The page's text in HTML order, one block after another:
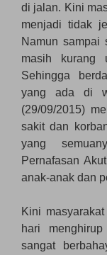
di jalan. Kini
menjadi tidak
Namun sampai
masih kurang
Sehingga
yang ada di
(29/09/2015)
sakit dan
yang
Pernafasan
anak-anak dan
Kini
hari
sangat